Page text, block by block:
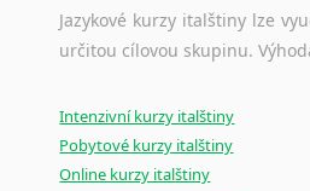
Jazykové kurzy italštiny lze
určitou cílovou skupinu.
Intenzivní kurzy italštiny
Pobytové kurzy italštiny
Online kurzy italštiny